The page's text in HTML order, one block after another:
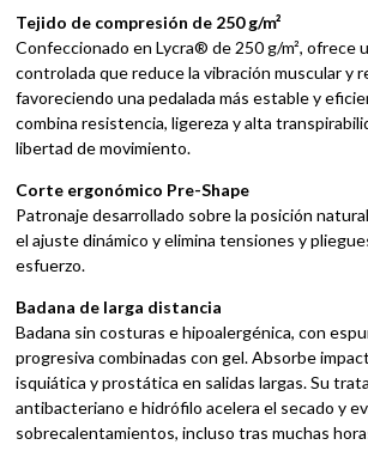
Tejido de compresión de 250 g/m²
Confeccionado en Lycra® de 250 g/m², ofrece
controlada que reduce la vibración muscular y
favoreciendo una pedalada más estable y
combina resistencia, ligereza y alta
libertad de movimiento.
Corte ergonómico Pre-Shape
Patronaje desarrollado sobre la posición
el ajuste dinámico y elimina tensiones y
esfuerzo.
Badana de larga distancia
Badana sin costuras e hipoalergénica, con
progresiva combinadas con gel. Absorbe
isquiática y prostática en salidas largas. Su
antibacteriano e hidrófilo acelera el secado y
sobrecalentamientos, incluso tras muchas